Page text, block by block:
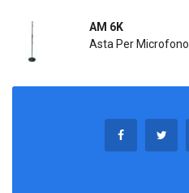
AM 6K
Asta Per Microfono